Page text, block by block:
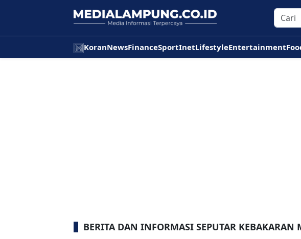
KoranNewsFinanceSportInetLifestyleEntertainment
BERITA DAN INFORMASI SEPUTAR KEBAKARAN